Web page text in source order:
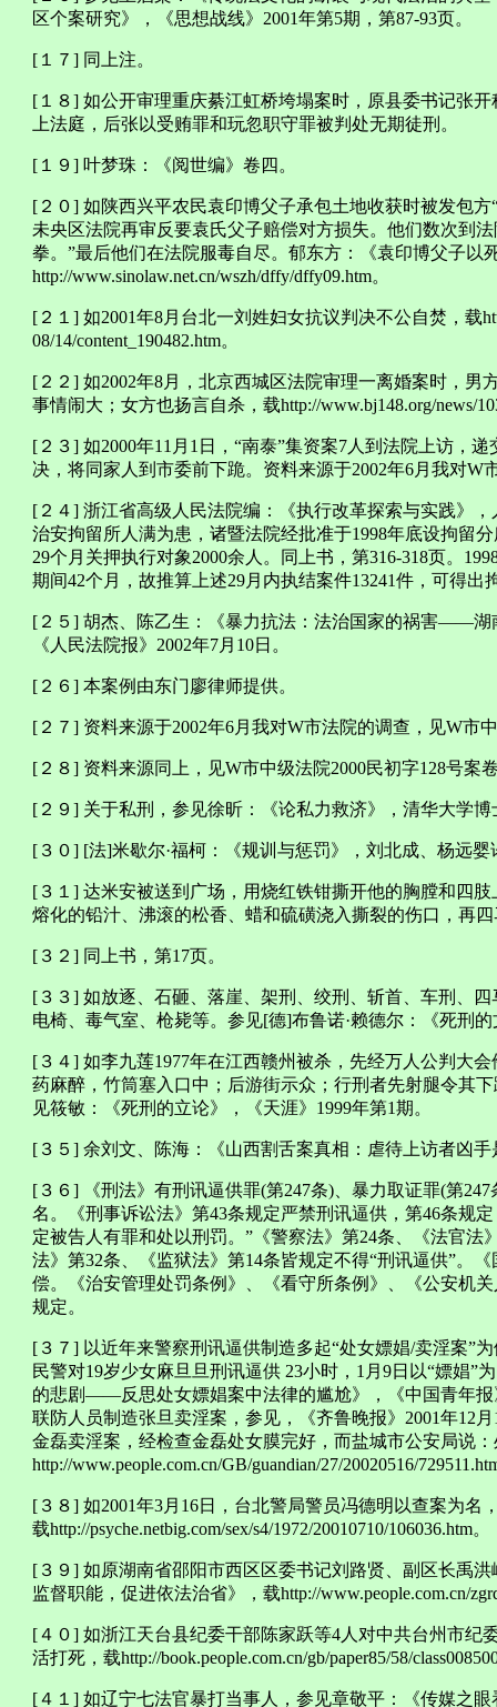
区个案研究》，《思想战线》2001年第5期，第87-93页。
[１７] 同上注。
[１８] 如公开审理重庆綦江虹桥垮塌案时，原县委书记张
上法庭，后张以受贿罪和玩忽职守罪被判处无期徒刑。
[１９] 叶梦珠：《阅世编》卷四。
[２０] 如陕西兴平农民袁印博父子承包土地收获时被发包
未央区法院再审反要袁氏父子赔偿对方损失。他们数次到
拳。”最后他们在法院服毒自尽。郁东方：《袁印博父子以
http://www.sinolaw.net.cn/wszh/dffy/dffy09.htm。
[２１] 如2001年8月台北一刘姓妇女抗议判决不公自焚，载
08/14/content_190482.htm。
[２２] 如2002年8月，北京西城区法院审理一离婚案时，男
事情闹大；女方也扬言自杀，载http://www.bj148.org/news/
[２３] 如2000年11月1日，“南泰”集资案7人到法院上访，
决，将同家人到市委前下跪。资料来源于2002年6月我对W
[２４] 浙江省高级人民法院编：《执行改革探索与实践》
治安拘留所人满为患，诸暨法院经批准于1998年底设拘留
29个月关押执行对象2000余人。同上书，第316-318页。
期间42个月，故推算上述29月内执结案件13241件，可得出
[２５] 胡杰、陈乙生：《暴力抗法：法治国家的祸害——湖
《人民法院报》2002年7月10日。
[２６] 本案例由东门廖律师提供。
[２７] 资料来源于2002年6月我对W市法院的调查，见W市
[２８] 资料来源同上，见W市中级法院2000民初字128号案
[２９] 关于私刑，参见徐昕：《论私力救济》，清华大学博
[３０] [法]米歇尔·福柯：《规训与惩罚》，刘北成、杨远
[３１] 达米安被送到广场，用烧红铁钳撕开他的胸膛和四
熔化的铅汁、沸滚的松香、蜡和硫磺浇入撕裂的伤口，再
[３２] 同上书，第17页。
[３３] 如放逐、石砸、落崖、架刑、绞刑、斩首、车刑、
电椅、毒气室、枪毙等。参见[德]布鲁诺·赖德尔：《死刑
[３４] 如李九莲1977年在江西赣州被杀，先经万人公判大
药麻醉，竹筒塞入口中；后游街示众；行刑者先射腿令其
见筱敏：《死刑的立论》，《天涯》1999年第1期。
[３５] 余刘文、陈海：《山西割舌案真相：虐待上访者凶
[３６] 《刑法》有刑讯逼供罪(第247条)、暴力取证罪(第
名。《刑事诉讼法》第43条规定严禁刑讯逼供，第46条规
定被告人有罪和处以刑罚。”《警察法》第24条、《法官法
法》第32条、《监狱法》第14条皆规定不得“刑讯逼供”。
偿。《治安管理处罚条例》、《看守所条例》、《公安机
规定。
[３７] 以近年来警察刑讯逼供制造多起“处女嫖娼/卖淫案”
民警对19岁少女麻旦旦刑讯逼供 23小时，1月9日以“嫖娼”
的悲剧——反思处女嫖娼案中法律的尴尬》，《中国青年报
联防人员制造张旦卖淫案，参见，《齐鲁晚报》2001年12
金磊卖淫案，经检查金磊处女膜完好，而盐城市公安局说
http://www.people.com.cn/GB/guandian/27/20020516/
[３８] 如2001年3月16日，台北警局警员冯德明以查案为名
载http://psyche.netbig.com/sex/s4/1972/20010710/106036.htm。
[３９] 如原湖南省邵阳市西区区委书记刘路贤、副区长禹
监督职能，促进依法治省》，载http://www.people.com.cn/
[４０] 如浙江天台县纪委干部陈家跃等4人对中共台州市纪
活打死，载http://book.people.com.cn/gb/paper85/58/
[４１] 如辽宁七法官暴打当事人，参见章敬平：《传媒之